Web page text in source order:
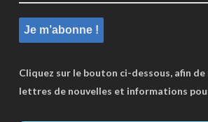
Cliquez sur le bouton ci-dessous, afin
lettres de nouvelles et informations